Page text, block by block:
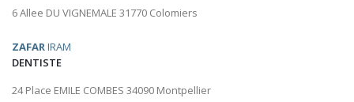
6 Allee DU VIGNEMALE 31770 Colomiers
ZAFARIRAM
DENTISTE
24 Place EMILE COMBES 34090 Montpellier